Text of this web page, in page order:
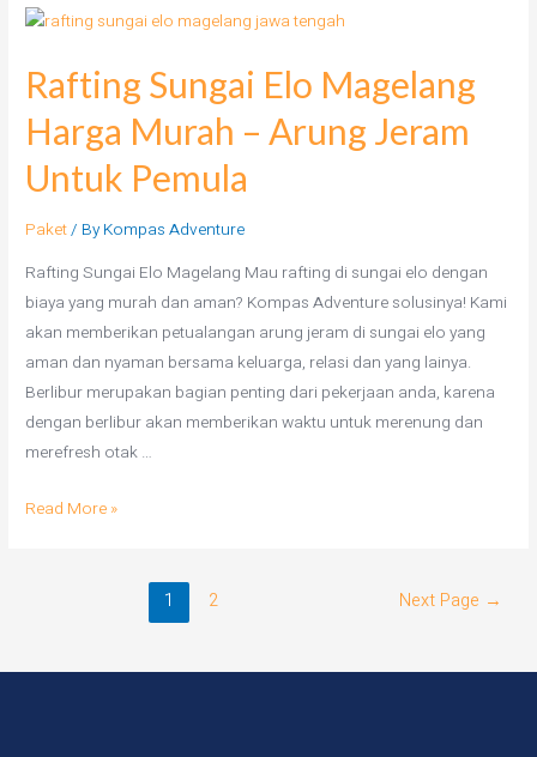
Rafting Sungai Elo Magelang
Harga Murah – Arung Jeram
Untuk Pemula
Paket/ ByKompas Adventure
Rafting Sungai Elo Magelang Mau rafting di sungai elo dengan
biaya yang murah dan aman? Kompas Adventure solusinya! Kami
akan memberikan petualangan arung jeram di sungai elo yang
aman dan nyaman bersama keluarga, relasi dan yang lainya.
Berlibur merupakan bagian penting dari pekerjaan anda, karena
dengan berlibur akan memberikan waktu untuk merenung dan
merefresh otak …
Read More »
1 2 Next Page →